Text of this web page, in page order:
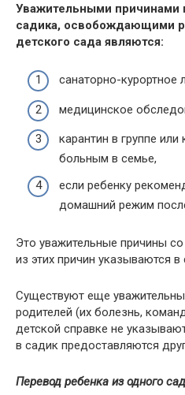
Уважительными причинами
садика, освобождающими
детского сада являются:
санаторно-курортное
медицинское
карантин в группе или
больным в семье,
если ребенку
домашний режим
Это уважительные причины
из этих причин указываются в
Существуют еще
родителей (их болезнь,
детской справке не
в садик предоставляются
Перевод ребенка из одного